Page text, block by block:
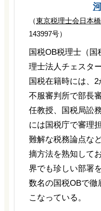
（東京税理士会日本
143997号）
国税OB税理士（
理士法人チェスタ
国税在籍時には、
不服審判所で部長
任教授、国税局訟
には国税庁で審理
難解な税務論点な
摘方法を熟知して
界でも珍しい部署
数名の国税OBで徹
こなっている。